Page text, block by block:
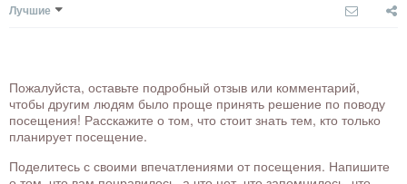
Лучшие
Пожалуйста, оставьте подробный отзыв или комментарий,
чтобы другим людям было проще принять решение по поводу
посещения! Расскажите о том, что стоит знать тем, кто только
планирует посещение.
Поделитесь с своими впечатлениями от посещения. Напишите